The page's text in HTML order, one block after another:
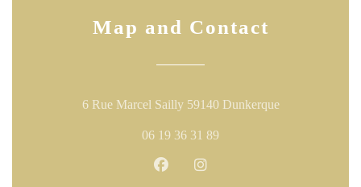
Map and Contact
6 Rue Marcel Sailly 59140 Dunkerque((opens in a
06 19 36 31 89
Facebook ((opens in a new